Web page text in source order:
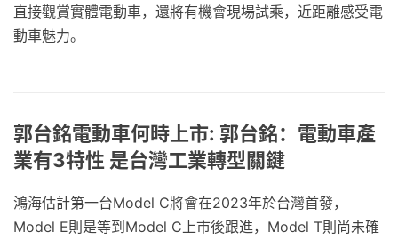
直接觀賞實體電動車，還將有機會現場試乘，近距離感受電
動車魅力。
郭台銘電動車何時上市: 郭台銘：電動車產
業有3特性 是台灣工業轉型關鍵
鴻海估計第一台Model C將會在2023年於台灣首發，
Model E則是等到Model C上市後跟進，Model T則尚未確